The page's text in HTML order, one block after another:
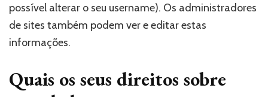
possível alterar o seu username). Os administradores
de sites também podem ver e editar estas
informações.
Quais os seus direitos sobre